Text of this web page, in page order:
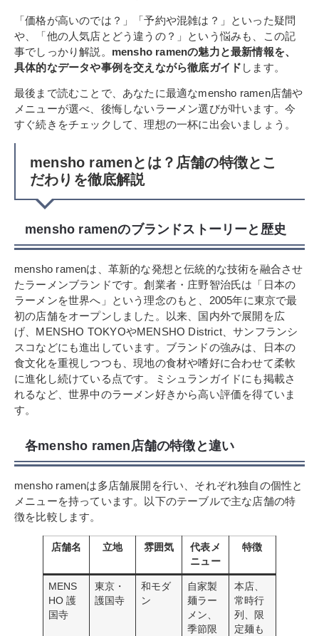
「価格が高いのでは？」「予約や混雑は？」といった疑問
や、「他の人気店とどう違うの？」という悩みも、この記
事でしっかり解説。 mensho ramenの魅力と最新情報を、
具体的なデータや事例を交えながら徹底ガイド します。
最後まで読むことで、あなたに最適なmensho ramen店舗や
メニューが選べ、後悔しないラーメン選びが叶います。今
すぐ続きをチェックして、理想の一杯に出会いましょう。
mensho ramenとは？店舗の特徴とこ
だわりを徹底解説
mensho ramenのブランドストーリーと歴史
mensho ramenは、革新的な発想と伝統的な技術を融合させ
たラーメンブランドです。創業者・庄野智治氏は「日本の
ラーメンを世界へ」という理念のもと、2005年に東京で最
初の店舗をオープンしました。以来、国内外で展開を広
げ、MENSHO TOKYOやMENSHO District、サンフランシ
スコなどにも進出しています。ブランドの強みは、日本の
食文化を重視しつつも、現地の食材や嗜好に合わせて柔軟
に進化し続けている点です。ミシュランガイドにも掲載さ
れるなど、世界中のラーメン好きから高い評価を得ていま
す。
各mensho ramen店舗の特徴と違い
mensho ramenは多店舗展開を行い、それぞれ独自の個性と
メニューを持っています。以下のテーブルで主な店舗の特
徴を比較します。
店舗名 立地 雰囲気
代表メ
ニュー
特徴
MENS
HO 護
国寺
東京・
護国寺
和モダ
ン
自家製
麺ラー
メン、
季節限
本店、
常時行
列、限
定麺も